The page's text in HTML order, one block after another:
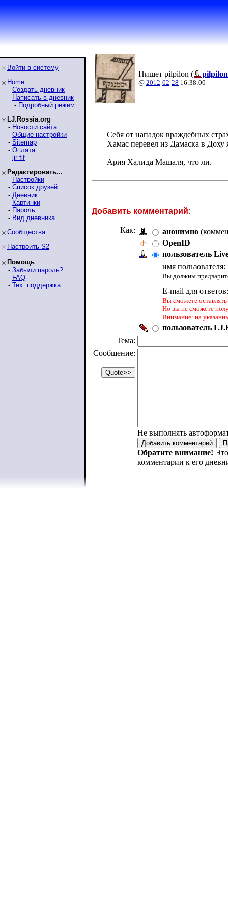
Войти в систему
Home
- Создать дневник
- Написать в дневник
- Подробный режим
LJ.Rossia.org
- Новости сайта
- Общие настройки
- Sitemap
- Оплата
- ljr-fif
Редактировать...
- Настройки
- Список друзей
- Дневник
- Картинки
- Пароль
- Вид дневника
Сообщества
Настроить S2
Помощь
- Забыли пароль?
- FAQ
- Тех. поддержка
Пишет pilpilon ( pilpilon
@ 2012-02-28 16:38:00
Себя от нападок враждебных
Хамас перевел из Дамаска в Доху
Ария Халида Машаля, что ли.
Добавить комментарий:
Как: анонимно
OpenID
пользователь
имя пользователя:
Вы должны
E-mail для
Вы сможете
Но вы не сможете
Внимание: на
пользователь
Тема:
Сообщение:
Не выполнять
Обратите внимание!
комментарии к его